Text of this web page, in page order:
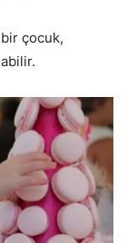
çocuk,